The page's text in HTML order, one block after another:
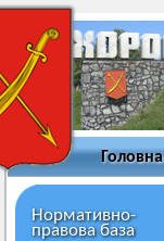
Головна
Нормативно-
правова база